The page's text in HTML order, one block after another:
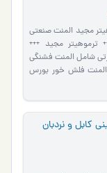
مجید المنت صنعتی
ترموهیتر مجید +++ ترموهیتر مجید +++
شامل المنت فشنگی
، المنت میله ای و المنت فلش خور بورس
کابل و نردبان